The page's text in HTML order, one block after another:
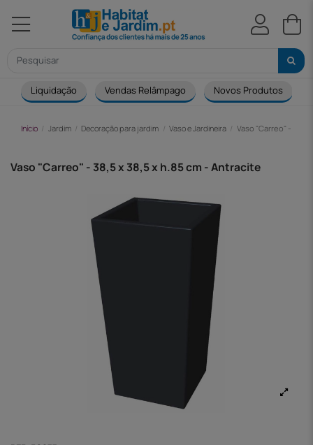
Liquidação Vendas Relâmpago Novos Produtos
Início Jardim Decoração para jardim Vaso e Jardineira Vaso "Carreo" - 38,5
Vaso "Carreo" - 38,5 x 38,5 x h.85 cm - Antracite